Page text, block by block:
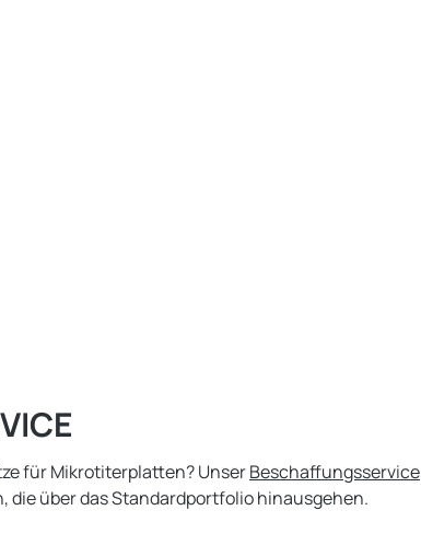
für Mikrotiterplatten? UnserBeschaffungsservice
über das Standardportfolio hinausgehen.